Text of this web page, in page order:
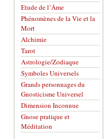
Etude de l’Âme
Phénomènes de la Vie et la
Mort
Alchimie
Tarot
Astrologie/Zodiaque
Symboles Universels
Grands personnages du
Gnosticisme Universel
Dimension Inconnue
Gnose pratique et
Méditation